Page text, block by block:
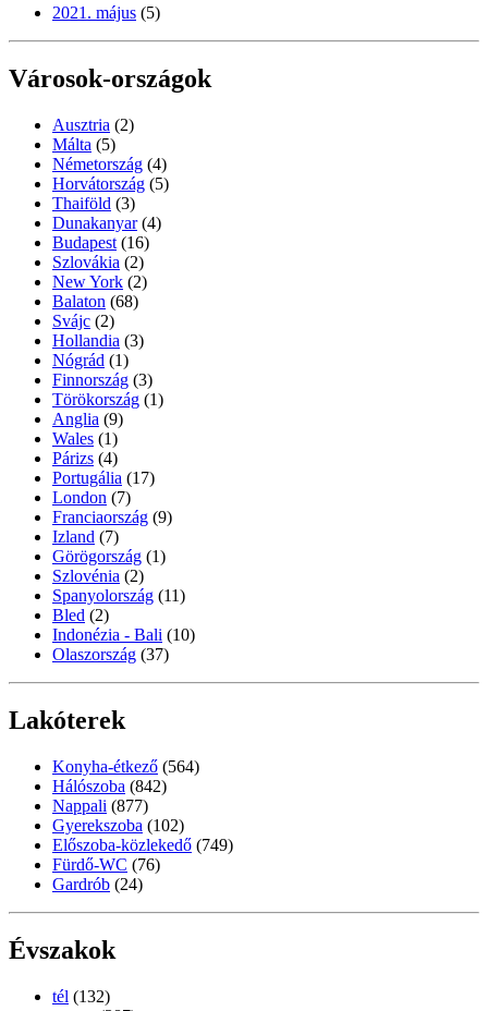
2021. május (5)
Városok-országok
Ausztria (2)
Málta (5)
Németország (4)
Horvátország (5)
Thaiföld (3)
Dunakanyar (4)
Budapest (16)
Szlovákia (2)
New York (2)
Balaton (68)
Svájc (2)
Hollandia (3)
Nógrád (1)
Finnország (3)
Törökország (1)
Anglia (9)
Wales (1)
Párizs (4)
Portugália (17)
London (7)
Franciaország (9)
Izland (7)
Görögország (1)
Szlovénia (2)
Spanyolország (11)
Bled (2)
Indonézia - Bali (10)
Olaszország (37)
Lakóterek
Konyha-étkező (564)
Hálószoba (842)
Nappali (877)
Gyerekszoba (102)
Előszoba-közlekedő (749)
Fürdő-WC (76)
Gardrób (24)
Évszakok
tél (132)